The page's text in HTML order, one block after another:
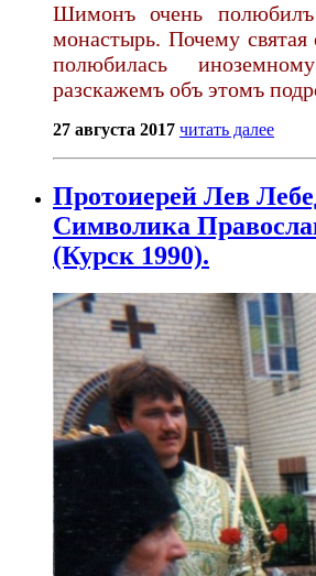
Шимонъ очень полюбилъ
монастырь. Почему святая
полюбилась
разскажемъ объ этомъ
27 августа 2017 читать далее
Протоиерей Лев
Символика
(Курск 1990).